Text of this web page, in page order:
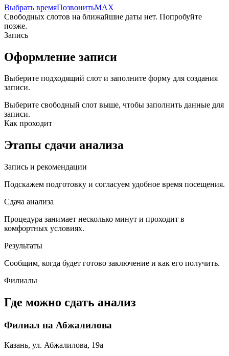
Выбрать времяПозвонитьMAX
Свободных слотов на ближайшие даты нет. Попробуйте
позже.
Запись
Оформление записи
Выберите подходящий слот и заполните форму для создания
записи.
Выберите свободный слот выше, чтобы заполнить данные для
записи.
Как проходит
Этапы сдачи анализа
Запись и рекомендации
Подскажем подготовку и согласуем удобное время посещения.
Сдача анализа
Процедура занимает несколько минут и проходит в
комфортных условиях.
Результаты
Сообщим, когда будет готово заключение и как его получить.
Филиалы
Где можно сдать анализ
Филиал на Абжалилова
Казань, ул. Абжалилова, 19а